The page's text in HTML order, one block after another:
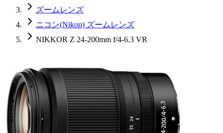
ズームレンズ
ニコン(Nikon) ズームレンズ
NIKKOR Z 24-200mm f/4-6.3 VR